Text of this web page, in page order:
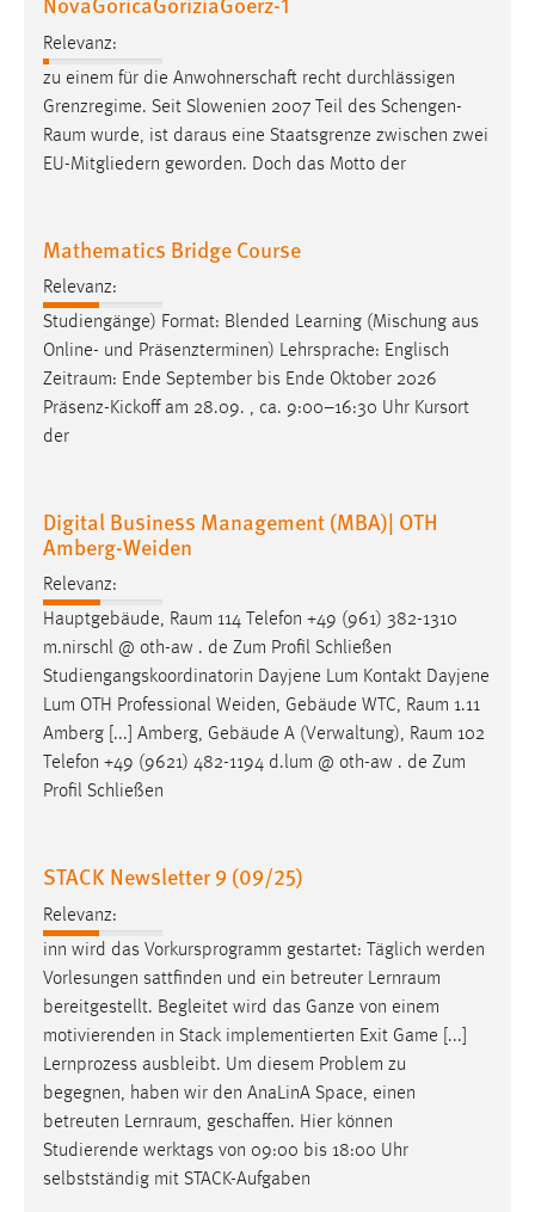
Relevanz:
zu einem für die Anwohnerschaft recht durchlässigen
Grenzregime. Seit Slowenien 2007 Teil des Schengen-
Raum wurde, ist daraus eine Staatsgrenze zwischen zwei
EU-Mitgliedern geworden. Doch das Motto der
Mathematics Bridge Course
Relevanz:
Studiengänge) Format: Blended Learning (Mischung aus
Online- und Präsenzterminen) Lehrsprache: Englisch
Zeitraum: Ende September bis Ende Oktober 2026
Präsenz-Kickoff am 28.09. , ca. 9:00–16:30 Uhr Kursort
der
Digital Business Management (MBA)| OTH
Amberg-Weiden
Relevanz:
Hauptgebäude, Raum 114 Telefon +49 (961) 382-1310
m.nirschl @ oth-aw . de Zum Profil Schließen
Studiengangskoordinatorin Dayjene Lum Kontakt Dayjene
Lum OTH Professional Weiden, Gebäude WTC, Raum 1.11
Amberg [...] Amberg, Gebäude A (Verwaltung), Raum 102
Telefon +49 (9621) 482-1194 d.lum @ oth-aw . de Zum
Profil Schließen
STACK Newsletter 9 (09/25)
Relevanz:
inn wird das Vorkursprogramm gestartet: Täglich werden
Vorlesungen sattfinden und ein betreuter Lernraum
bereitgestellt. Begleitet wird das Ganze von einem
motivierenden in Stack implementierten Exit Game [...]
Lernprozess ausbleibt. Um diesem Problem zu
begegnen, haben wir den AnaLinA Space, einen
betreuten Lernraum, geschaffen. Hier können
Studierende werktags von 09:00 bis 18:00 Uhr
selbstständig mit STACK-Aufgaben
Cookie Laufzeit:
Facebook Pixel
Anbieter:
Facebook
Zweck:
Conversion-Tracking
EXTERNE MEDIEN
Um Inhalte von Videoplattformen und Social Media
Plattformen anzeigen zu können, werden von diesen
externen Medien Cookies gesetzt.
YouTube
Vimeo